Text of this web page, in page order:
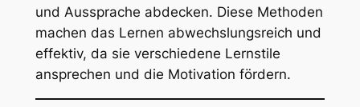
und Aussprache abdecken. Diese Methoden
machen das Lernen abwechslungsreich und
effektiv, da sie verschiedene Lernstile
ansprechen und die Motivation fördern.